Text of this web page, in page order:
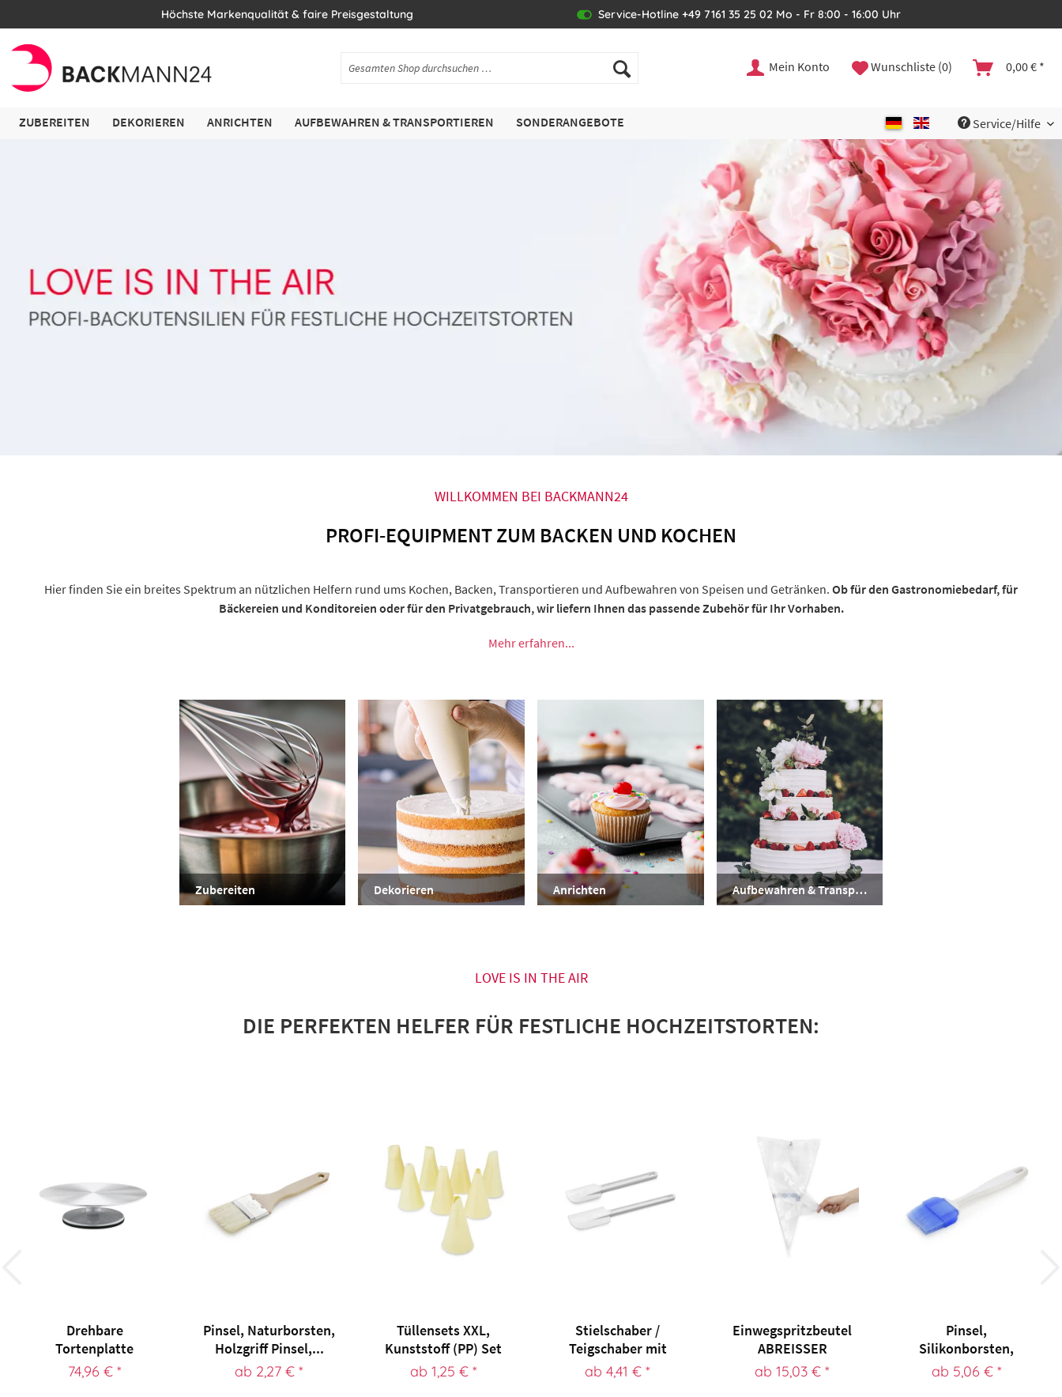
Höchste Markenqualität & faire Preisgestaltung Service-Hotline +49 7161 35 25 02 Mo - Fr 8:00 - 16:00 Uhr
Mein Konto Wunschliste (0) 0,00 € *
ZUBEREITEN DEKORIEREN ANRICHTEN AUFBEWAHREN & TRANSPORTIEREN SONDERANGEBOTE Service/Hilfe
WILLKOMMEN BEI BACKMANN24
PROFI-EQUIPMENT ZUM BACKEN UND KOCHEN
Hier finden Sie ein breites Spektrum an nützlichen Helfern rund ums Kochen, Backen, Transportieren und Aufbewahren von Speisen und Getränken. Ob für den Gastronomiebedarf, für
Bäckereien und Konditoreien oder für den Privatgebrauch, wir liefern Ihnen das passende Zubehör für Ihr Vorhaben.
Mehr erfahren...
Aufbewahren & Transportieren
Zubereiten Dekorieren Anrichten
LOVE IS IN THE AIR
DIE PERFEKTEN HELFER FÜR FESTLICHE HOCHZEITSTORTEN:
Drehbare
Tortenplatte
74,96 € *
Pinsel, Naturborsten,
Holzgriff Pinsel,...
ab 2,27 € *
Tüllensets XXL,
Kunststoff (PP) Set
mit 6...
ab 1,25 € *
Stielschaber /
Teigschaber mit
Griff...
ab 4,41 € *
Einwegspritzbeutel
ABREISSER
Einwegspritzbeutel...
ab 15,03 € *
Pinsel,
Silikonborsten,
Kunststoffgriff
ab 5,06 € *